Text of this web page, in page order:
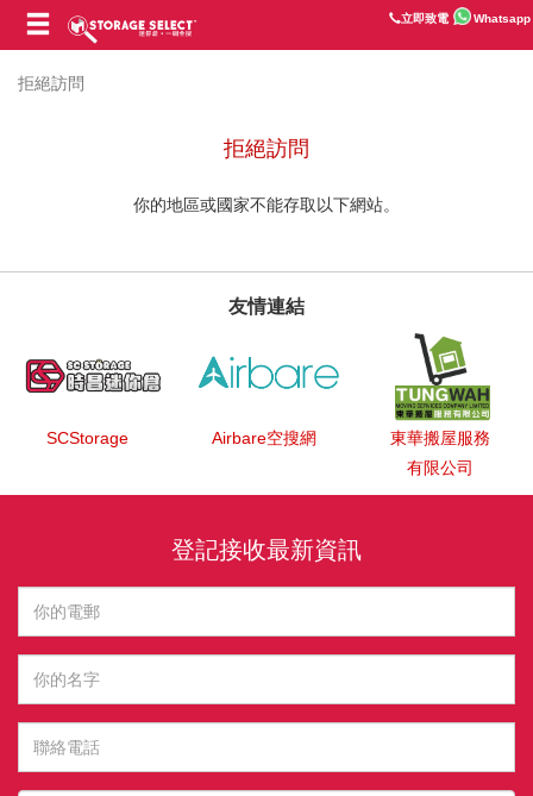
立即致電 Whatsapp
拒絕訪問
拒絕訪問
你的地區或國家不能存取以下網站。
友情連結
SCStorage Airbare空搜網
東華搬屋服務
有限公司
登記接收最新資訊